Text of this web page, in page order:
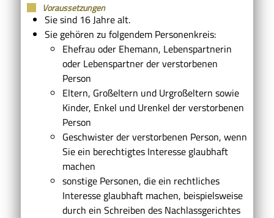
Voraussetzungen
Sie sind 16 Jahre alt.
Sie gehören zu folgendem Personenkreis:
Ehefrau oder Ehemann, Lebenspartnerin
oder Lebenspartner der verstorbenen
Person
Eltern, Großeltern und Urgroßeltern sowie
Kinder, Enkel und Urenkel der verstorbenen
Person
Geschwister der verstorbenen Person, wenn
Sie ein berechtigtes Interesse glaubhaft
machen
sonstige Personen, die ein rechtliches
Interesse glaubhaft machen, beispielsweise
durch ein Schreiben des Nachlassgerichtes